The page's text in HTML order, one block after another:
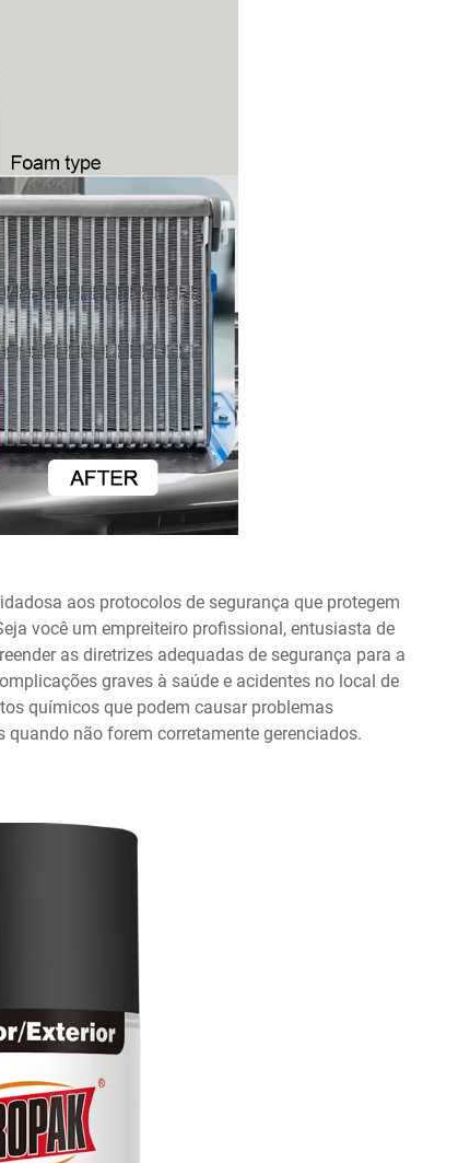
aos protocolos de segurança que protegem
você um empreiteiro profissional, entusiasta de
as diretrizes adequadas de segurança para a
graves à saúde e acidentes no local de
químicos que podem causar problemas
não forem corretamente gerenciados.